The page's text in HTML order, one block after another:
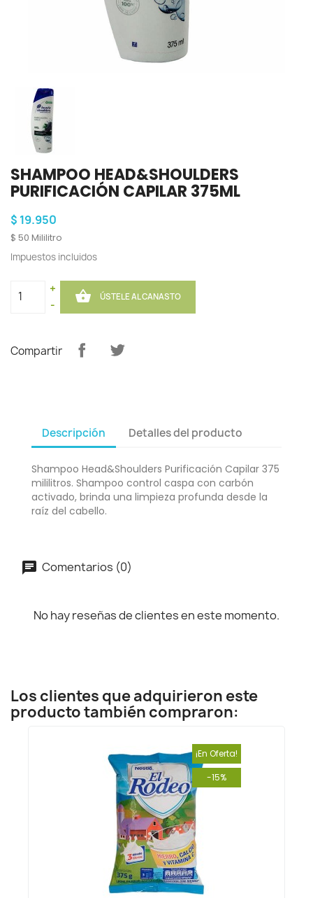
SHAMPOO HEAD&SHOULDERS
PURIFICACIÓN CAPILAR 375ML
$ 19.950
$ 50 Mililitro
Impuestos incluidos
+
-
 ÚSTELE AL CANASTO
Compartir
Descripción Detalles del producto
Shampoo Head&Shoulders Purificación Capilar 375
mililitros. Shampoo control caspa con carbón
activado, brinda una limpieza profunda desde la
raíz del cabello.
Comentarios (0)
No hay reseñas de clientes en este momento.
Los clientes que adquirieron este
producto también compraron:
¡En Oferta!
-15%